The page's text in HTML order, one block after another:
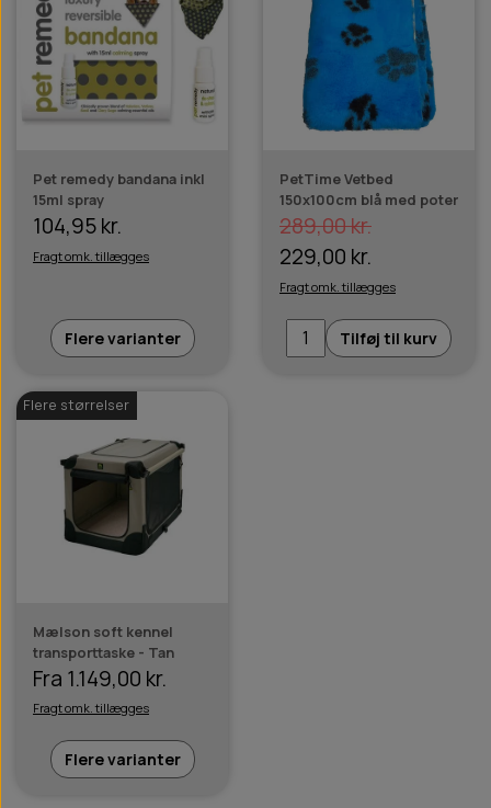
Pet remedy bandana inkl
15ml spray
104,95 kr.
Fragt omk. tillægges
Flere varianter
PetTime Vetbed
150x100cm blå med poter
289,00 kr.
229,00 kr.
Fragt omk. tillægges
Tilføj til kurv
Flere størrelser
Mælson soft kennel
transporttaske - Tan
Fra 1.149,00 kr.
Fragt omk. tillægges
Flere varianter